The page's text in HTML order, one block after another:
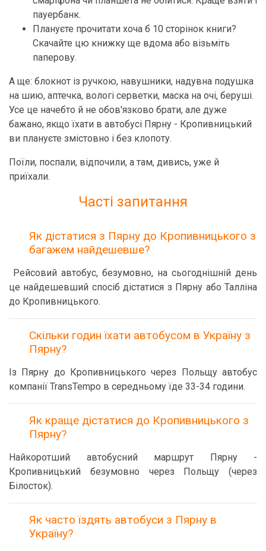
пауербанк.
Плануєте прочитати хоча б 10 сторінок книги?
Скачайте цю книжку ще вдома або візьміть
паперову.
А ще: блокнот із ручкою, навушники, надувна подушка
на шию, аптечка, вологі серветки, маска на очі, беруші.
Усе це начебто й не обов'язково брати, але дуже
бажано, якщо їхати в автобусі Пярну - Кропивницький
ви плануєте змістовно і без клопоту.
Поїли, поспали, відпочили, а там, дивись, уже й
приїхали.
Часті запитання
Як дістатися з Пярну до Кропивницького з
багажем найдешевше?
Рейсовий автобус, безумовно, на сьогоднішній день
це найдешевший спосіб дістатися з Пярну або Талліна
до Кропивницького.
Скільки годин їхати автобусом в Україну з
Пярну?
Із Пярну до Кропивницького через Польщу автобус
компанії TransTempo в середньому їде 33-34 години.
Як краще дістатися до Кропивницького з
Пярну?
Найкоротший автобусний маршрут Пярну -
Кропивницький безумовно через Польщу (через
Білосток).
Як часто їздять автобуси з Пярну в
Україну?